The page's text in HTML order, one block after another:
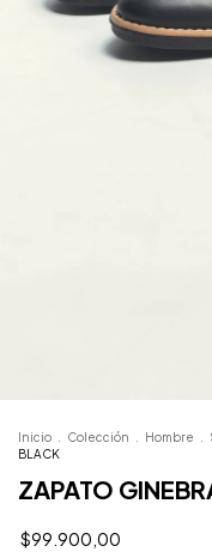
Inicio Colección Hombre
BLACK
ZAPATO
$99.900,00